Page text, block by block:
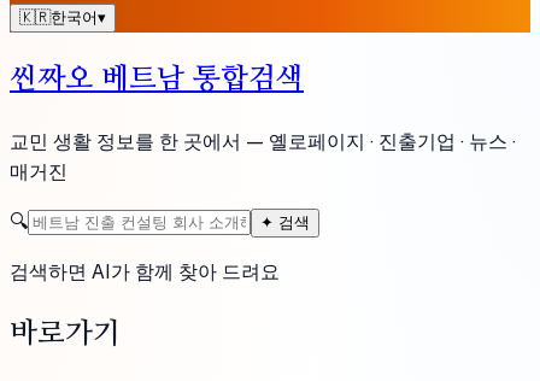
🇰🇷한국어▾
씬짜오 베트남 통합검색
교민 생활 정보를 한 곳에서 — 옐로페이지 · 진출기업 · 뉴스 ·
매거진
🔍
✦ 검색
검색하면 AI가 함께 찾아 드려요
바로가기